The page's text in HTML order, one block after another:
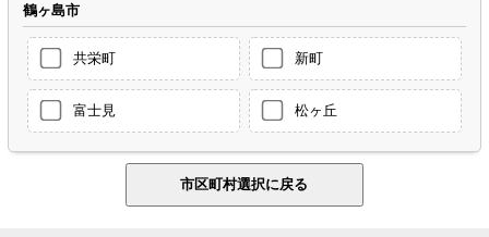
鶴ヶ島市
共栄町 新町
富士見 松ヶ丘